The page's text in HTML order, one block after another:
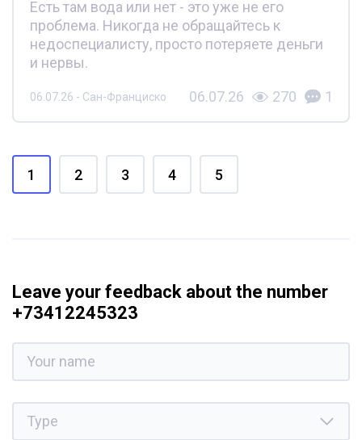
Есть там вода или нет - это уже не его
проблема. Никогда не обращайтесь к
недоспециалисту, просто потеряете деньги
и нервы.
06.07.26 - Сан-Франциско 06.07.26 270 1
1 2 3 4 5
Leave your feedback about the number
+73412245323